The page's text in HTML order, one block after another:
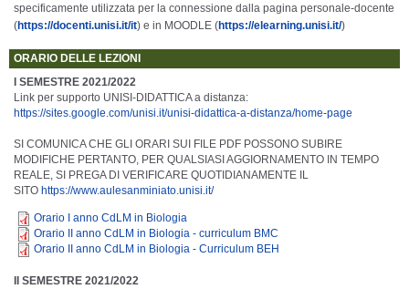
specificamente utilizzata per la connessione dalla pagina personale-docente
(https://docenti.unisi.it/it) e in MOODLE (https://elearning.unisi.it/)
ORARIO DELLE LEZIONI
I SEMESTRE 2021/2022
Link per supporto UNISI-DIDATTICA a distanza:
https://sites.google.com/unisi.it/unisi-didattica-a-distanza/home-page
SI COMUNICA CHE GLI ORARI SUI FILE PDF POSSONO SUBIRE
MODIFICHE PERTANTO, PER QUALSIASI AGGIORNAMENTO IN TEMPO
REALE , SI PREGA DI VERIFICARE QUOTIDIANAMENTE IL
SITO https://www.aulesanminiato.unisi.it/
Orario I anno CdLM in Biologia
Orario II anno CdLM in Biologia - curriculum BMC
Orario II anno CdLM in Biologia - Curriculum BEH
II SEMESTRE 2021/2022